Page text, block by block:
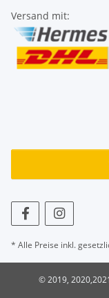
Versand mit:
* Alle Preise inkl.
© 2019,